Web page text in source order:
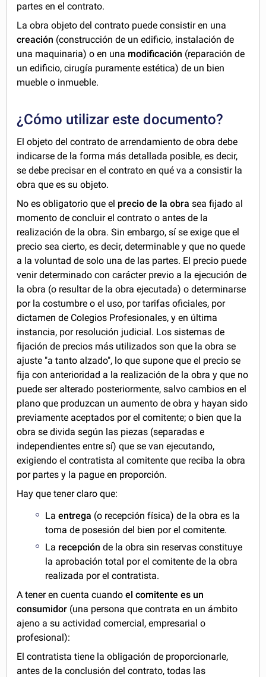
partes en el contrato.
La obra objeto del contrato puede consistir en una
creación (construcción de un edificio, instalación de
una maquinaria) o en una modificación (reparación de
un edificio, cirugía puramente estética) de un bien
mueble o inmueble.
¿Cómo utilizar este documento?
El objeto del contrato de arrendamiento de obra debe
indicarse de la forma más detallada posible, es decir,
se debe precisar en el contrato en qué va a consistir la
obra que es su objeto.
No es obligatorio que el precio de la obrasea fijado al
momento de concluir el contrato o antes de la
realización de la obra. Sin embargo, sí se exige que el
precio sea cierto, es decir, determinable y que no quede
a la voluntad de solo una de las partes. El precio puede
venir determinado con carácter previo a la ejecución de
la obra (o resultar de la obra ejecutada) o determinarse
por la costumbre o el uso, por tarifas oficiales, por
dictamen de Colegios Profesionales, y en última
instancia, por resolución judicial. Los sistemas de
fijación de precios más utilizados son que la obra se
ajuste "a tanto alzado", lo que supone que el precio se
fija con anterioridad a la realización de la obra y que no
puede ser alterado posteriormente, salvo cambios en el
plano que produzcan un aumento de obra y hayan sido
previamente aceptados por el comitente; o bien que la
obra se divida según las piezas (separadas e
independientes entre sí) que se van ejecutando,
exigiendo el contratista al comitente que reciba la obra
por partes y la pague en proporción.
Hay que tener claro que:
Laentrega (o recepción física) de la obra es la
toma de posesión del bien por el comitente.
La recepciónde la obra sin reservas constituye
la aprobación total por el comitente de la obra
realizada por el contratista.
A tener en cuenta cuandoel comitente es un
consumidor (una persona que contrata en un ámbito
ajeno a su actividad comercial, empresarial o
profesional):
El contratista tiene la obligación de proporcionarle,
antes de la conclusión del contrato, todas las